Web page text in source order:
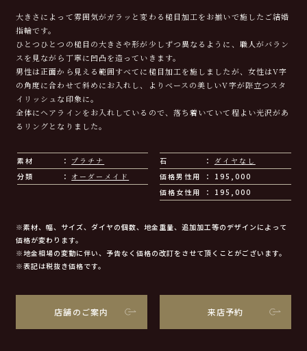
大きさによって雰囲気がガラッと変わる槌目加工をお揃いで施したご結婚
指輪です。
ひとつひとつの槌目の大きさや形が少しずつ異なるように、職人がバラン
スを見ながら丁寧に凹凸を造っていきます。
男性は正面から見える範囲すべてに槌目加工を施しましたが、女性はV字
の角度に合わせて斜めにお入れし、よりベースの美しいV字が際立つスタ
イリッシュな印象に。
全体にヘアラインをお入れしているので、落ち着いていて程よい光沢があ
るリングとなりました。
素材 プラチナ 石
ダイヤなし
分類
オーダーメイド 価格男性用
195,000
価格女性用
195,000
※素材、幅、サイズ、ダイヤの個数、地金重量、追加加工等のデザインによって
価格が変わります。
※地金相場の変動に伴い、予告なく価格の改訂をさせて頂くことがございます。
※表記は税抜き価格です。
店舗のご案内 来店予約